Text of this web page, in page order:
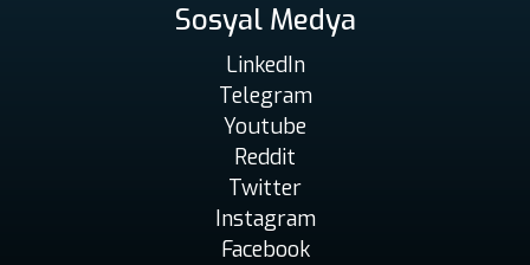
Sosyal Medya
LinkedIn
Telegram
Youtube
Reddit
Twitter
Instagram
Facebook